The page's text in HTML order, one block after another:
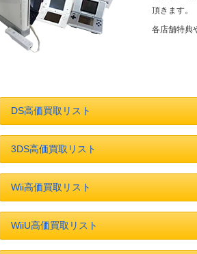
頂きます。
各店舗特典
DS高価買取リスト
3DS高価買取リスト
Wii高価買取リスト
WiiU高価買取リスト